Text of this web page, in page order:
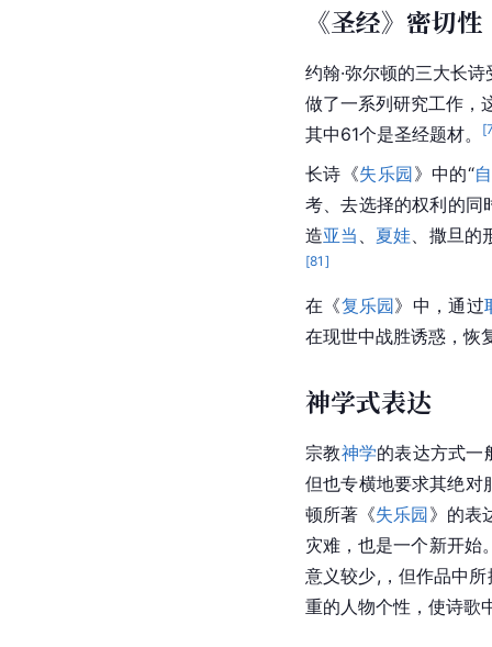
《圣经》密切性
约翰·弥尔顿的三大长
做了一系列研究工作，
其中61个是圣经题材。
[
长诗《失乐园》中的“
考、去选择的权利的同
造亚当 夏娃 、撒旦
[81 ]
在《复乐园》中，通过
在现世中战胜诱惑，恢
神学式表达
宗教神学的表达方式一
但也专横地要求其绝对
顿所著《失乐园》的表
灾难，也是一个新开始
意义较少,，但作品中
重的人物个性，使诗歌